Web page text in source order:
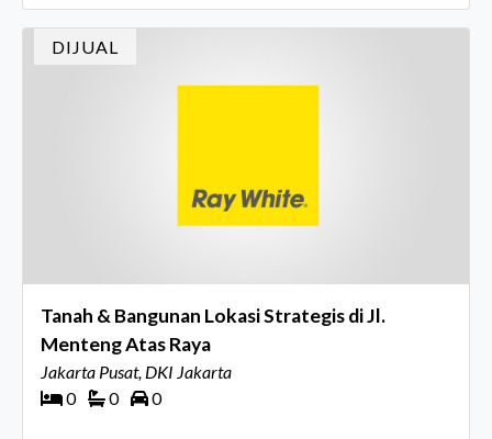
DIJUAL
Tanah & Bangunan Lokasi Strategis di Jl.
Menteng Atas Raya
Jakarta Pusat, DKI Jakarta
0
0 0